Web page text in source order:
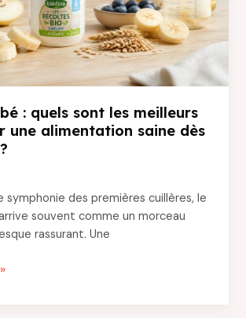
: quels sont les meilleurs
une alimentation saine dès
symphonie des premières cuillères, le
souvent comme un morceau
rassurant. Une